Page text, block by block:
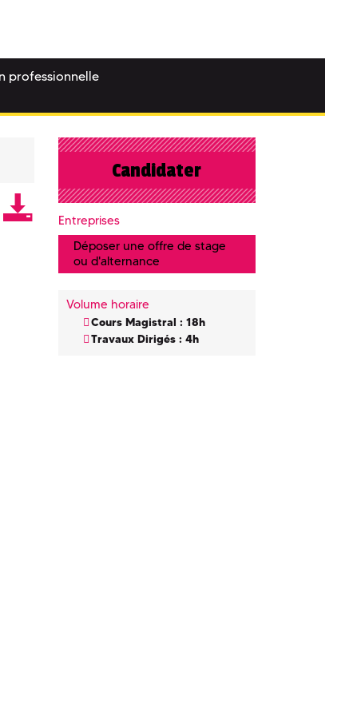
professionnelle
Candidater
Entreprises
Déposer une offre de stage
ou d'alternance
Volume horaire
Cours Magistral : 18h
Travaux Dirigés : 4h